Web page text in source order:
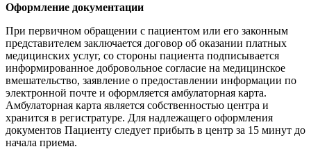
Оформление документации
При первичном обращении с пациентом или его законным
представителем заключается договор об оказании платных
медицинских услуг, со стороны пациента подписывается
информированное добровольное согласие на медицинское
вмешательство, заявление о предоставлении информации по
электронной почте и оформляется амбулаторная карта.
Амбулаторная карта является собственностью центра и
хранится в регистратуре. Для надлежащего оформления
документов Пациенту следует прибыть в центр за 15 минут до
начала приема.